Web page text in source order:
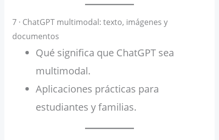
7 · ChatGPT multimodal: texto, imágenes y
documentos
Qué significa que ChatGPT sea
multimodal.
Aplicaciones prácticas para
estudiantes y familias.